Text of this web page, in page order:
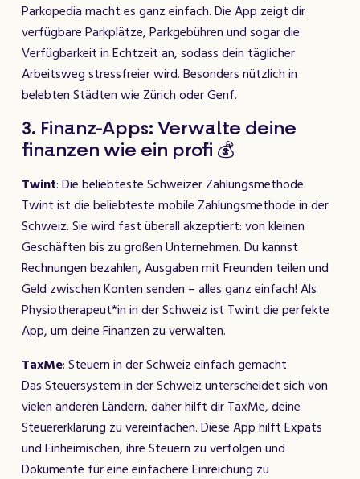
Parkopedia macht es ganz einfach. Die App zeigt dir
verfügbare Parkplätze, Parkgebühren und sogar die
Verfügbarkeit in Echtzeit an, sodass dein täglicher
Arbeitsweg stressfreier wird. Besonders nützlich in
belebten Städten wie Zürich oder Genf.
3. Finanz-Apps: Verwalte deine
finanzen wie ein profi 💰
Twint: Die beliebteste Schweizer Zahlungsmethode
Twint ist die beliebteste mobile Zahlungsmethode in der
Schweiz. Sie wird fast überall akzeptiert: von kleinen
Geschäften bis zu großen Unternehmen. Du kannst
Rechnungen bezahlen, Ausgaben mit Freunden teilen und
Geld zwischen Konten senden – alles ganz einfach! Als
Physiotherapeut*in in der Schweiz ist Twint die perfekte
App, um deine Finanzen zu verwalten.
TaxMe: Steuern in der Schweiz einfach gemacht
Das Steuersystem in der Schweiz unterscheidet sich von
vielen anderen Ländern, daher hilft dir TaxMe, deine
Steuererklärung zu vereinfachen. Diese App hilft Expats
und Einheimischen, ihre Steuern zu verfolgen und
Dokumente für eine einfachere Einreichung zu